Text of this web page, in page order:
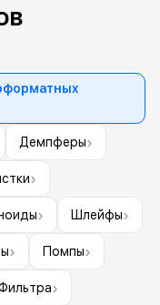
Демпферы›
›
› Шлейфы›
› Помпы›
›